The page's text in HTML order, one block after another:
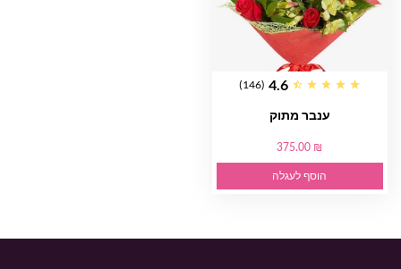
4.6
(146)
ענבר מתוק
375.00 ₪
הוסף לעגלה